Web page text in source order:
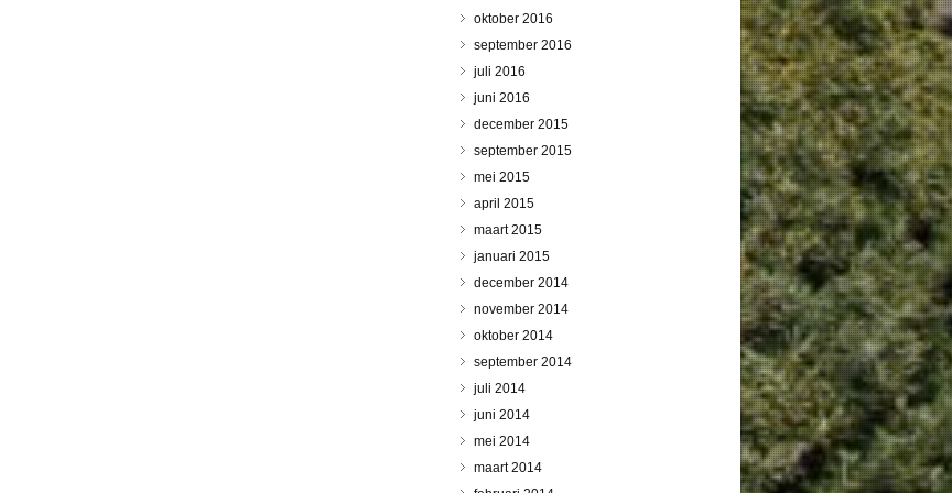
oktober 2016
september 2016
juli 2016
juni 2016
december 2015
september 2015
mei 2015
april 2015
maart 2015
januari 2015
december 2014
november 2014
oktober 2014
september 2014
juli 2014
juni 2014
mei 2014
maart 2014